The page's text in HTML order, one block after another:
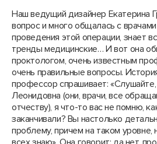
Наш ведущий дизайнер Екатерина
вопрос и много общалась с
проведения этой операции, знает
тренды медицинские… И вот она
проктологом, очень известным
очень правильные вопросы.
профессор спрашивает:
Леонидовна (они, врачи, все
отчеству), я что-то вас не помню,
заканчивали? Вы настолько
проблему, причем на таком уровне,